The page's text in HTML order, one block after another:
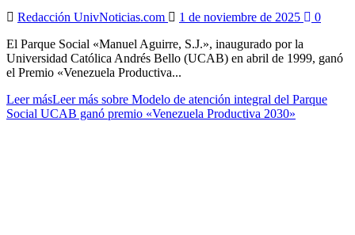
Redacción UnivNoticias.com 1 de noviembre de 2025
0
El Parque Social «Manuel Aguirre, S.J.», inaugurado por la
Universidad Católica Andrés Bello (UCAB) en abril de 1999, ganó
el Premio «Venezuela Productiva...
Leer másLeer más sobre Modelo de atención integral del Parque
Social UCAB ganó premio «Venezuela Productiva 2030»